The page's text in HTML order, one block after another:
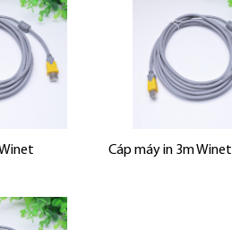
Cáp máy in 3m Winet